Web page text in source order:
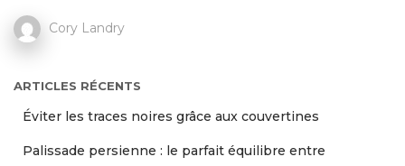
Cory Landry
ARTICLES RÉCENTS
Éviter les traces noires grâce aux couvertines
Palissade persienne : le parfait équilibre entre